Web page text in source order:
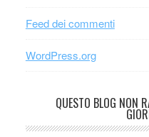
Feed dei commenti
WordPress.org
QUESTO BLOG NON